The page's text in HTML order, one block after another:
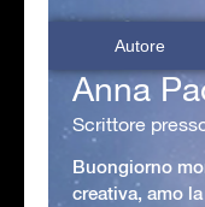
Autore
Anna
Scrittore
Buongiorno
creativa, amo